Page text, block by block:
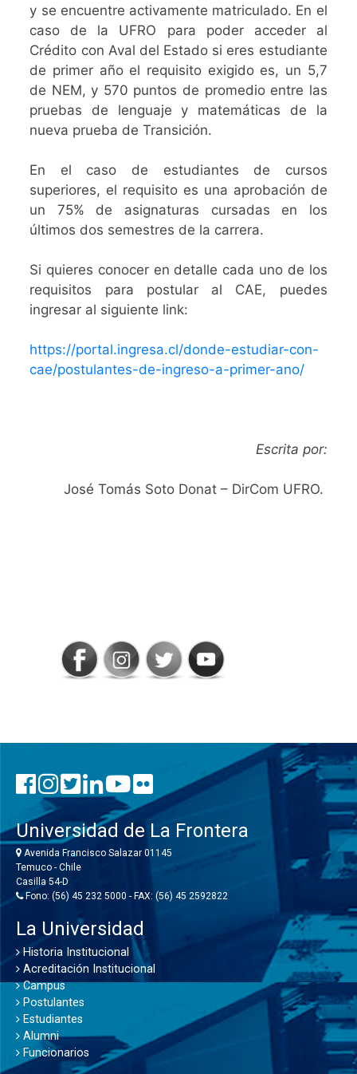
y se encuentre activamente matriculado. En el
caso de la UFRO para poder acceder al
Crédito con Aval del Estado si eres estudiante
de primer año el requisito exigido es, un 5,7
de NEM, y 570 puntos de promedio entre las
pruebas de lenguaje y matemáticas de la
nueva prueba de Transición.
En el caso de estudiantes de cursos
superiores, el requisito es una aprobación de
un 75% de asignaturas cursadas en los
últimos dos semestres de la carrera.
Si quieres conocer en detalle cada uno de los
requisitos para postular al CAE, puedes
ingresar al siguiente link:
https://portal.ingresa.cl/donde-estudiar-con-
cae/postulantes-de-ingreso-a-primer-ano/
Escrita por:
José Tomás Soto Donat – DirCom UFRO.
Universidad de La Frontera
Avenida Francisco Salazar 01145
Temuco - Chile
Casilla 54-D
Fono: (56) 45 232 5000 - FAX: (56) 45 2592822
La Universidad
Historia Institucional
Acreditación Institucional
Campus
Postulantes
Estudiantes
Alumni
Funcionarios